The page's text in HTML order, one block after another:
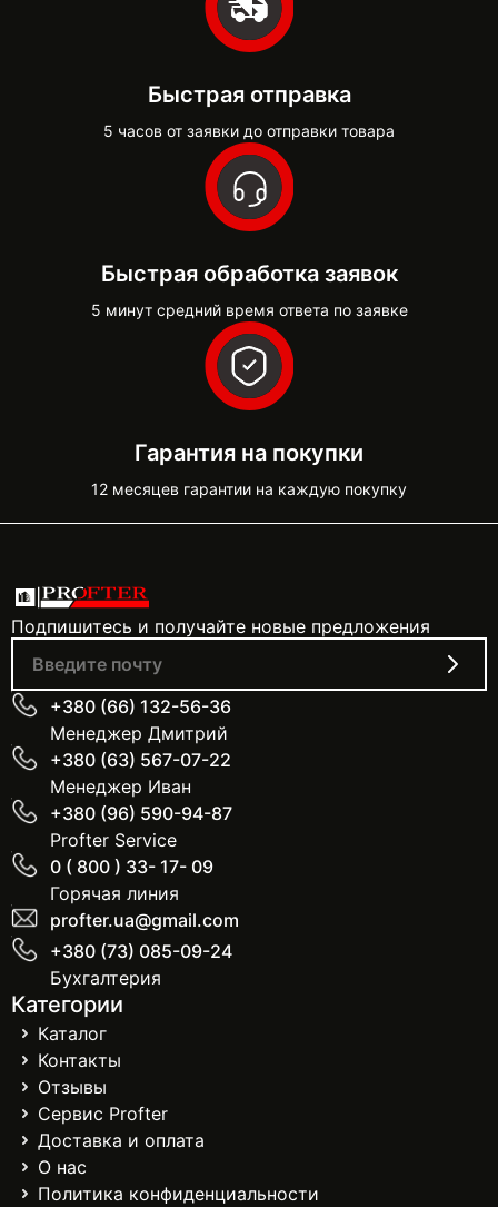
Быстрая отправка
5 часов от заявки до отправки товара
Быстрая обработка заявок
5 минут средний время ответа по заявке
Гарантия на покупки
12 месяцев гарантии на каждую покупку
Подпишитесь и получайте новые предложения
+380 (66) 132-56-36
Менеджер Дмитрий
+380 (63) 567-07-22
Менеджер Иван
+380 (96) 590-94-87
Profter Service
0 ( 800 ) 33- 17- 09
Горячая линия
profter.ua@gmail.com
+380 (73) 085-09-24
Бухгалтерия
Категории
Каталог
Контакты
Отзывы
Сервис Profter
Доставка и оплата
О нас
Политика конфиденциальности